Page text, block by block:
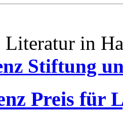
Literatur in
Stiftung
Preis für